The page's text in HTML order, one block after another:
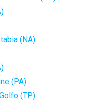
(NA)
(PA)
(TP)